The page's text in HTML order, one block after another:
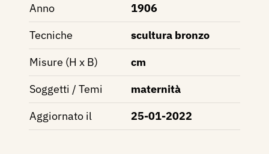
Anno
1906
Tecniche
scultura bronzo
Misure (H x B)
cm
Soggetti / Temi
maternità
Aggiornato il
25-01-2022